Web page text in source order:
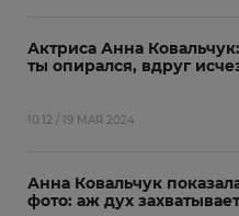
Актриса Анна
ты опирался, вдруг
10:12 / 19 МАЯ 2024
Анна Ковальчук
фото: аж дух